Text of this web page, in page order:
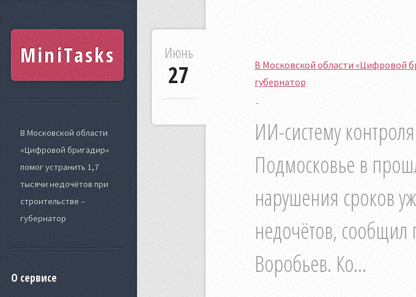
MiniTasks
В Московской области
«Цифровой бригадир»
помог устранить 1,7
тысячи недочётов при
строительстве –
губернатор
О сервисе
В Московской области «Цифровой
губернатор
ИИ-систему
Подмосковье в
нарушения сроков
недочётов, сообщил
Воробьев. Ко...
Июнь
27